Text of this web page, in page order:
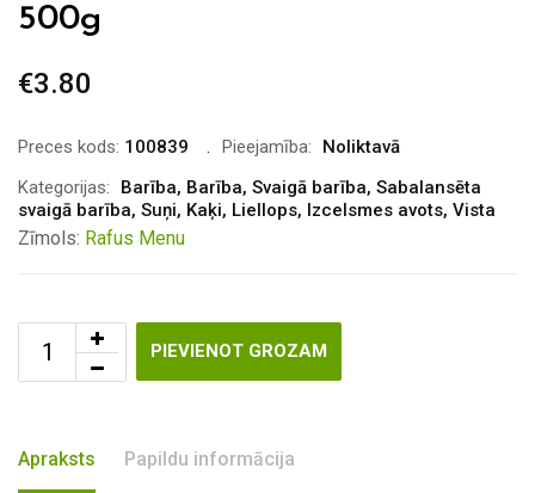
500g
€3.80
Preces kods: 100839 Pieejamība:
Noliktavā
Kategorijas:
Barība, Barība, Svaigā barība, Sabalansēta
svaigā barība, Suņi, Kaķi, Liellops, Izcelsmes avots, Vista
Zīmols: Rafus Menu
PIEVIENOT GROZAM
Apraksts Papildu informācija